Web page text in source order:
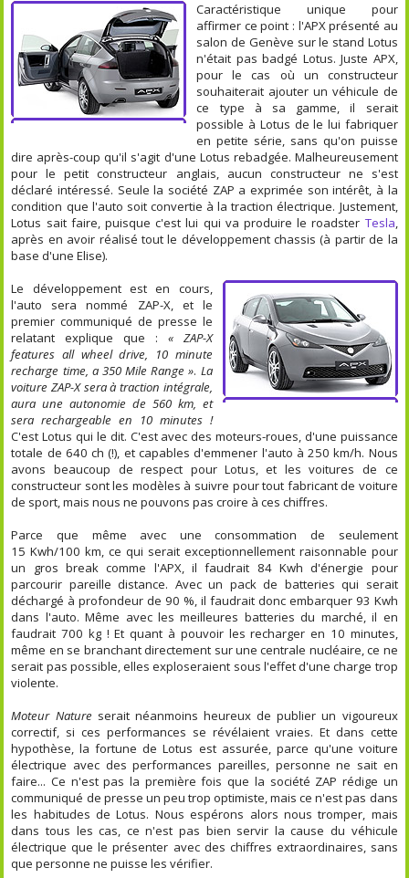
Caractéristique unique pour
affirmer ce point : l'APX présenté au
salon de Genève sur le stand Lotus
n'était pas badgé Lotus. Juste APX,
pour le cas où un constructeur
souhaiterait ajouter un véhicule de
ce type à sa gamme, il serait
possible à Lotus de le lui fabriquer
en petite série, sans qu'on puisse
dire après-coup qu'il s'agit d'une Lotus rebadgée. Malheureusement
pour le petit constructeur anglais, aucun constructeur ne s'est
déclaré intéressé. Seule la société ZAP a exprimée son intérêt, à la
condition que l'auto soit convertie à la traction électrique. Justement,
Lotus sait faire, puisque c'est lui qui va produire le roadster Tesla,
après en avoir réalisé tout le développement chassis (à partir de la
base d'une Elise).
Le développement est en cours,
l'auto sera nommé ZAP-X, et le
premier communiqué de presse le
relatant explique que : « ZAP-X
features all wheel drive, 10 minute
recharge time, a 350 Mile Range ». La
voiture ZAP-X sera à traction intégrale,
aura une autonomie de 560 km, et
sera rechargeable en 10 minutes !
C'est Lotus qui le dit. C'est avec des moteurs-roues, d'une puissance
totale de 640 ch (!), et capables d'emmener l'auto à 250 km/h. Nous
avons beaucoup de respect pour Lotus, et les voitures de ce
constructeur sont les modèles à suivre pour tout fabricant de voiture
de sport, mais nous ne pouvons pas croire à ces chiffres.
Parce que même avec une consommation de seulement
15 Kwh/100 km, ce qui serait exceptionnellement raisonnable pour
un gros break comme l'APX, il faudrait 84 Kwh d'énergie pour
parcourir pareille distance. Avec un pack de batteries qui serait
déchargé à profondeur de 90 %, il faudrait donc embarquer 93 Kwh
dans l'auto. Même avec les meilleures batteries du marché, il en
faudrait 700 kg ! Et quant à pouvoir les recharger en 10 minutes,
même en se branchant directement sur une centrale nucléaire, ce ne
serait pas possible, elles exploseraient sous l'effet d'une charge trop
violente.
Moteur Nature serait néanmoins heureux de publier un vigoureux
correctif, si ces performances se révélaient vraies. Et dans cette
hypothèse, la fortune de Lotus est assurée, parce qu'une voiture
électrique avec des performances pareilles, personne ne sait en
faire... Ce n'est pas la première fois que la société ZAP rédige un
communiqué de presse un peu trop optimiste, mais ce n'est pas dans
les habitudes de Lotus. Nous espérons alors nous tromper, mais
dans tous les cas, ce n'est pas bien servir la cause du véhicule
électrique que le présenter avec des chiffres extraordinaires, sans
que personne ne puisse les vérifier.